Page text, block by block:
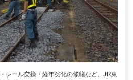
レール交換・経年劣化の修繕など、JR東